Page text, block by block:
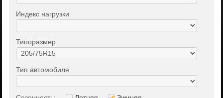
Индекс нагрузки
Типоразмер
Тип автомобиля